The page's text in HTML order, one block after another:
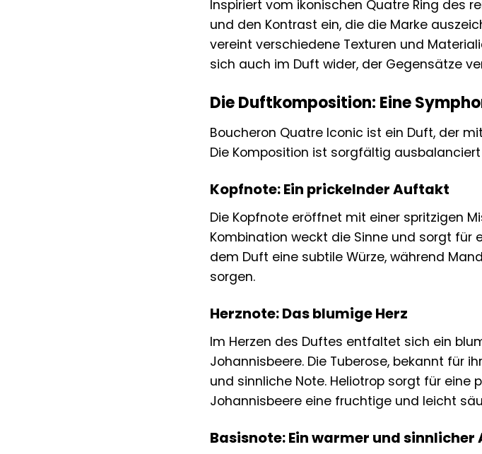
Inspiriert vom ikonischen Quatre Ring des
und den Kontrast ein, die die Marke
vereint verschiedene Texturen und
sich auch im Duft wider, der Gegensätze
Die Duftkomposition: Eine
Boucheron Quatre Iconic ist ein Duft, der
Die Komposition ist sorgfältig
Kopfnote: Ein prickelnder Auftakt
Die Kopfnote eröffnet mit einer spritzigen
Kombination weckt die Sinne und sorgt für
dem Duft eine subtile Würze, während
sorgen.
Herznote: Das blumige Herz
Im Herzen des Duftes entfaltet sich ein
Johannisbeere. Die Tuberose, bekannt für
und sinnliche Note. Heliotrop sorgt für
Johannisbeere eine fruchtige und leicht
Basisnote: Ein warmer und sinnlicher